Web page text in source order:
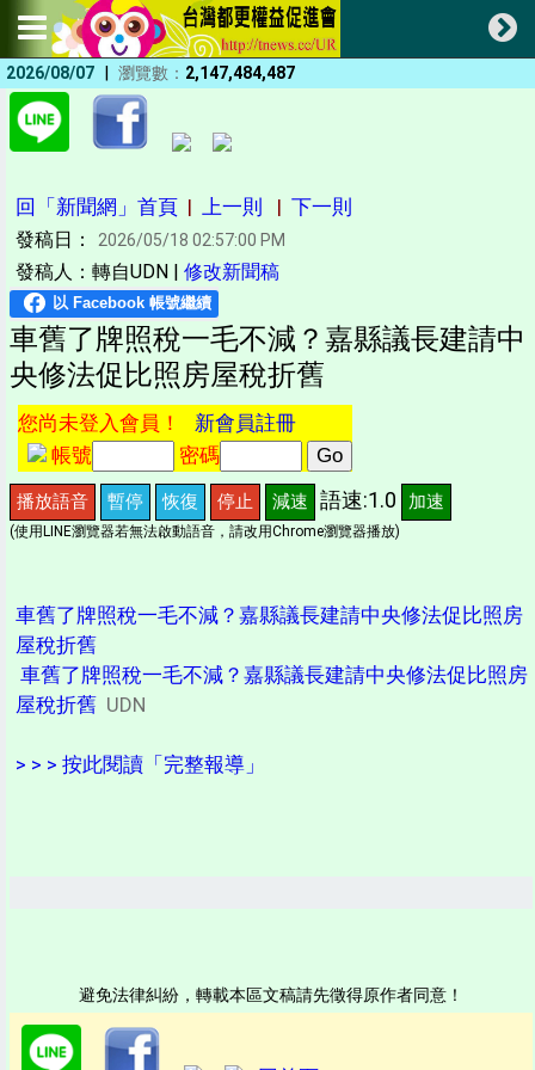
2026/08/07 | 瀏覽數： 2,147,484,487
回「新聞網」首頁 | 上一則 | 下一則
發稿日： 2026/05/18 02:57:00 PM
發稿人：轉自UDN | 修改新聞稿
車舊了牌照稅一毛不減？嘉縣議長建請中
央修法促比照房屋稅折舊
您尚未登入會員！ 新會員註冊
帳號
密碼
播放語音 暫停 恢復 停止 減速 語速:1.0 加速
(使用LINE瀏覽器若無法啟動語音，請改用Chrome瀏覽器播放)
車舊了牌照稅一毛不減？嘉縣議長建請中央修法促比照房
屋稅折舊
車舊了牌照稅一毛不減？嘉縣議長建請中央修法促比照房
屋稅折舊 UDN
> > > 按此閱讀「完整報導」
避免法律糾紛，轉載本區文稿請先徵得原作者同意！